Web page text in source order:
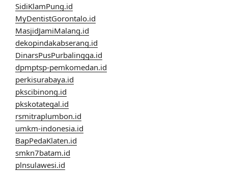
SidiKlamPung.id
MyDentistGorontalo.id
MasjidJamiMalang.id
dekopindakabserang.id
DinarsPusPurbalingga.id
dpmptsp-pemkomedan.id
perkisurabaya.id
pkscibinong.id
pkskotategal.id
rsmitraplumbon.id
umkm-indonesia.id
BapPedaKlaten.id
smkn7batam.id
plnsulawesi.id